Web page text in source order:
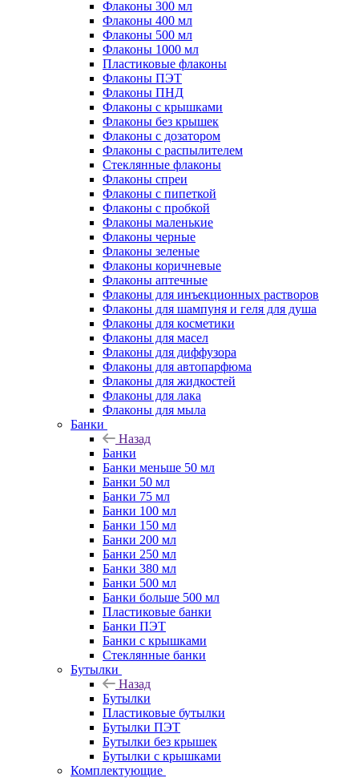
Флаконы 300 мл
Флаконы 400 мл
Флаконы 500 мл
Флаконы 1000 мл
Пластиковые флаконы
Флаконы ПЭТ
Флаконы ПНД
Флаконы с крышками
Флаконы без крышек
Флаконы с дозатором
Флаконы с распылителем
Стеклянные флаконы
Флаконы cпреи
Флаконы с пипеткой
Флаконы с пробкой
Флаконы маленькие
Флаконы черные
Флаконы зеленые
Флаконы коричневые
Флаконы аптечные
Флаконы для инъекционных растворов
Флаконы для шампуня и геля для душа
Флаконы для косметики
Флаконы для масел
Флаконы для диффузора
Флаконы для автопарфюма
Флаконы для жидкостей
Флаконы для лака
Флаконы для мыла
Банки
Назад
Банки
Банки меньше 50 мл
Банки 50 мл
Банки 75 мл
Банки 100 мл
Банки 150 мл
Банки 200 мл
Банки 250 мл
Банки 380 мл
Банки 500 мл
Банки больше 500 мл
Пластиковые банки
Банки ПЭТ
Банки с крышками
Стеклянные банки
Бутылки
Назад
Бутылки
Пластиковые бутылки
Бутылки ПЭТ
Бутылки без крышек
Бутылки с крышками
Комплектующие